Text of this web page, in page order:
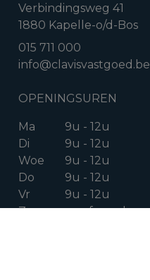
Verbindingsweg 41
1880 Kapelle-o/d-Bos
015 711 000
info@clavisvastgoed.be
OPENINGSUREN
Ma 9u - 12u
Di
9u - 12u
Woe
9u - 12u
Do
9u - 12u
Vr
9u - 12u
Za
op afspraak